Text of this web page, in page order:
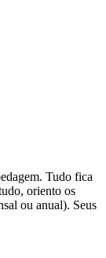
Tudo fica
oriento os
ou anual). Seus